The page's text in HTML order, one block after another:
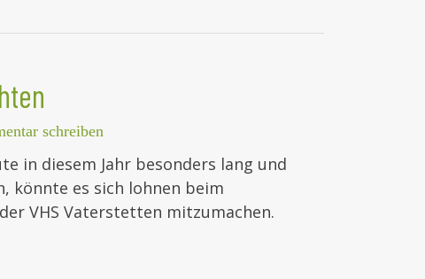
schreiben
in diesem Jahr besonders lang und
könnte es sich lohnen beim
VHS Vaterstetten mitzumachen.